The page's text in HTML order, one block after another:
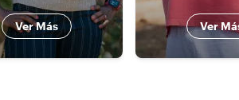
Ver Más Ver